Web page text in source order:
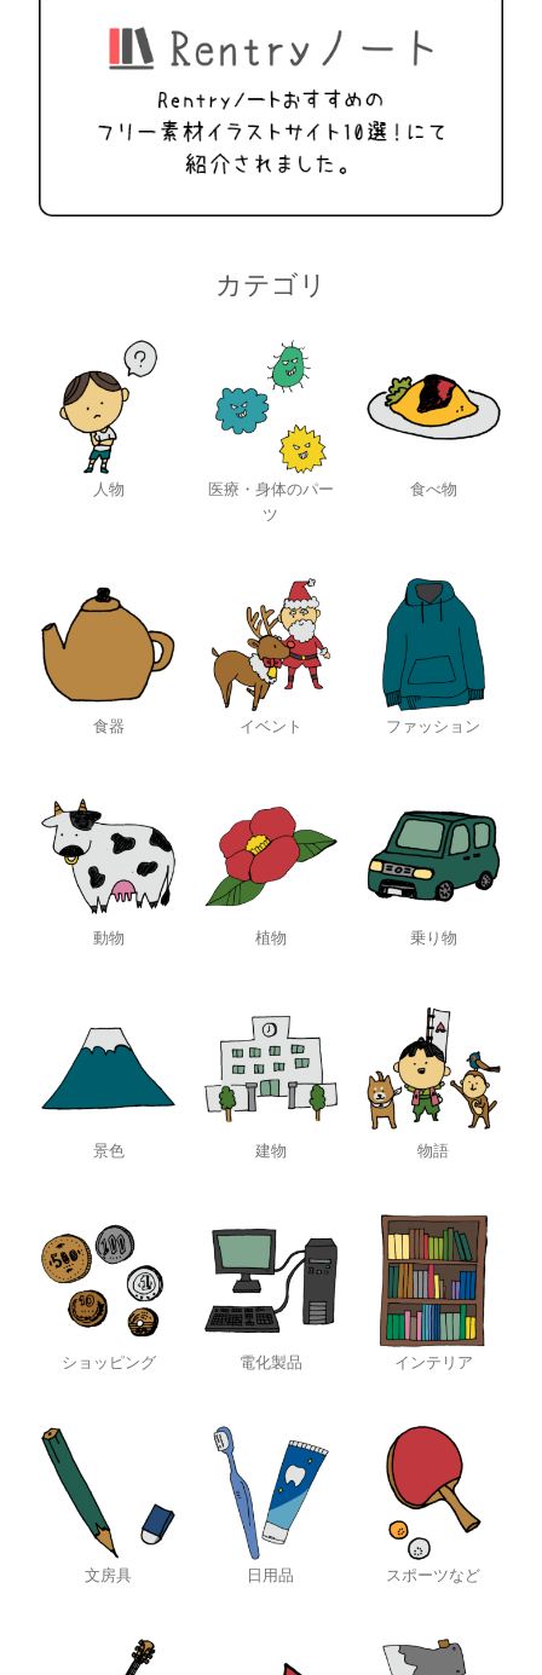
カテゴリ
人物
医療・身体のパー
ツ
食べ物
食器 イベント ファッション
動物 植物 乗り物
景色 建物 物語
ショッピング 電化製品 インテリア
文房具 日用品 スポーツなど